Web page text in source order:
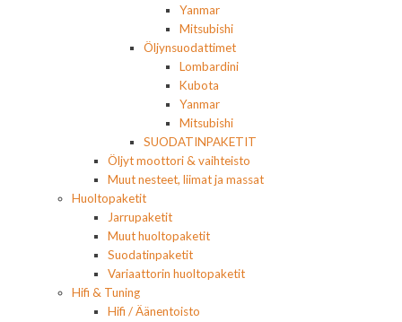
Yanmar
Mitsubishi
Öljynsuodattimet
Lombardini
Kubota
Yanmar
Mitsubishi
SUODATINPAKETIT
Öljyt moottori & vaihteisto
Muut nesteet, liimat ja massat
Huoltopaketit
Jarrupaketit
Muut huoltopaketit
Suodatinpaketit
Variaattorin huoltopaketit
Hifi & Tuning
Hifi / Äänentoisto